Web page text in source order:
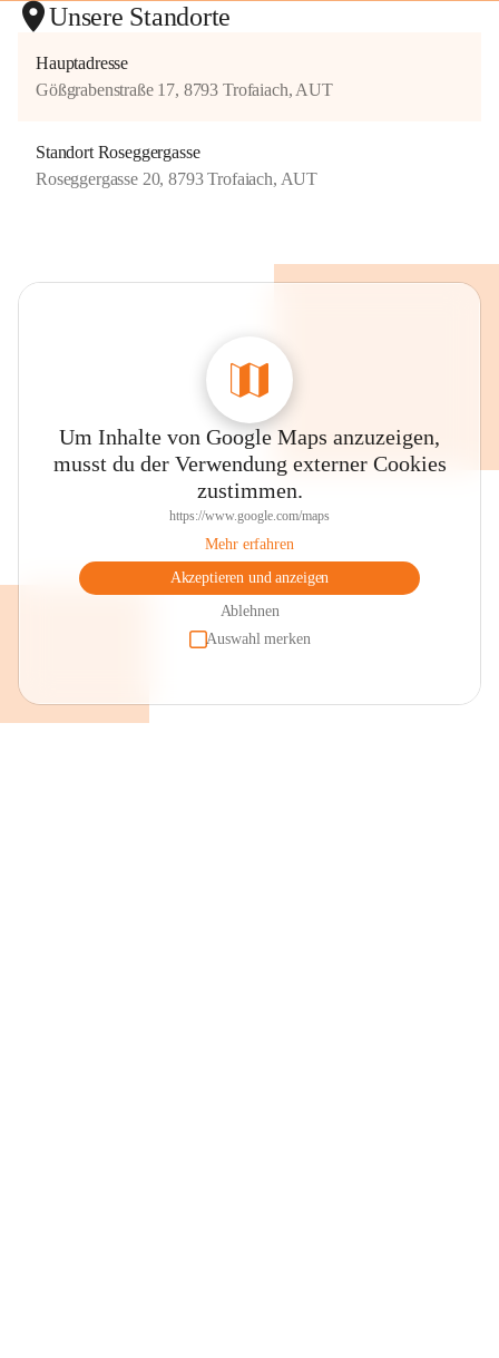
Unsere Standorte
Hauptadresse
Gößgrabenstraße 17, 8793 Trofaiach, AUT
Standort Roseggergasse
Roseggergasse 20, 8793 Trofaiach, AUT
Um Inhalte von Google Maps anzuzeigen,
musst du der Verwendung externer Cookies
zustimmen.
https://www.google.com/maps
Mehr erfahren
Akzeptieren und anzeigen
Ablehnen
Auswahl merken